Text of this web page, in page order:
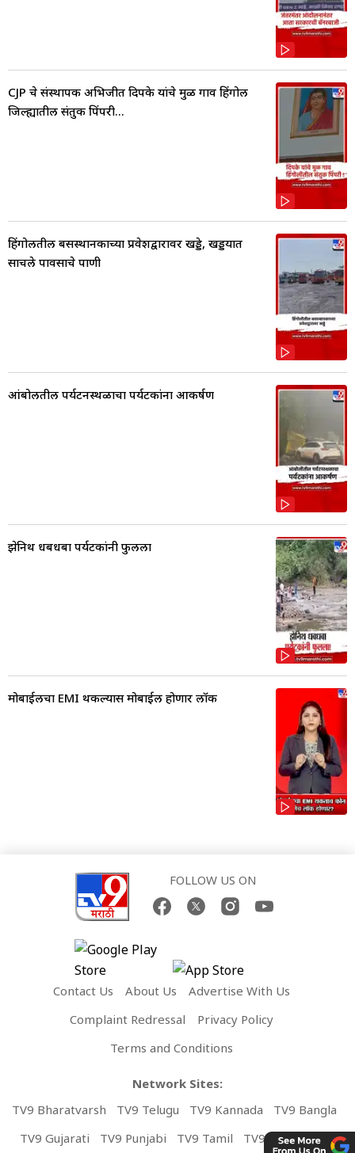
CJP चे संस्थापक अभिजीत दिपके यांचे मुळ गाव हिंगोली
जिल्ह्यातील संतुक पिंपरी...
हिंगोलीतील बसस्थानकाच्या प्रवेशद्वारावर खड्डे, खड्डयात
साचले पावसाचे पाणी
आंबोलीतील पर्यटनस्थळाचा पर्यटकांना आकर्षण
झेनिथ धबधबा पर्यटकांनी फुलला
मोबाईलचा EMI थकल्यास मोबाईल होणार लॉक
FOLLOW US ON
Contact Us About Us
Advertise With Us
Complaint Redressal
Privacy Policy
Terms and Conditions
Network Sites:
TV9 Bharatvarsh
TV9 Telugu TV9 Kannada
TV9 Bangla
TV9 Gujarati
TV9 Punjabi TV9 Tamil TV9 Malayalam